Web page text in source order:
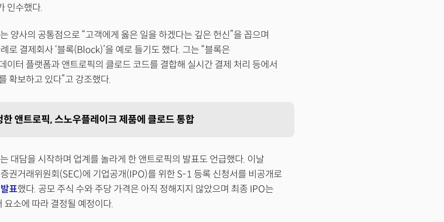
인수했다.
양사의 공통점으로 “고객에게 옳은 일을 하겠다는 깊은 헌신”을 꼽으며
로 결제회사 ‘블록(Block)’을 예로 들기도 했다. 그는 “블록은
이터 플랫폼과 앤트로픽의 클로드 코드를 결합해 실시간 결제 처리 등에서
확보하고 있다”고 강조했다.
앤트로픽, 스노우플레이크 제품에 클로드 통합
대담을 시작하며 업계를 놀라게 한 앤트로픽의 발표도 언급했다. 이날
권거래위원회(SEC)에 기업공개(IPO)를 위한 S-1 등록 신청서를 비공개로
발표했다. 공모 주식 수와 주당 가격은 아직 정해지지 않았으며 최종 IPO는
요소에 따라 결정될 예정이다.